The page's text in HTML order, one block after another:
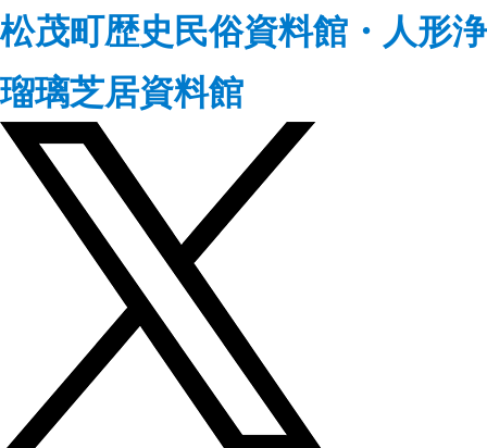
松茂町歴史民俗資料館・人形浄
瑠璃芝居資料館